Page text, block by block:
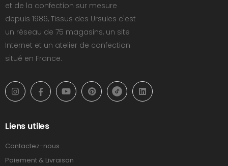
et de la confection sur mesure
depuis 1986, Tissus des Ursules c'est
un réseau de 75 magasins, un site
Internet et un atelier de confection
situé en France.
Liens utiles
Contactez-nous
Paiement & Livraison